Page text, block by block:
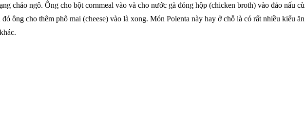
cháo ngô. Ông cho bột cornmeal vào và cho nước gà đóng hộp (chicken broth) vào đảo nấu
ông cho thêm phô mai (cheese) vào là xong. Món Polenta này hay ở chỗ là có rất nhiều kiểu